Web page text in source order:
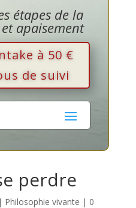
étapes de la
apaisement
à 50 €
de suivi
perdre
| Philosophie vivante | 0